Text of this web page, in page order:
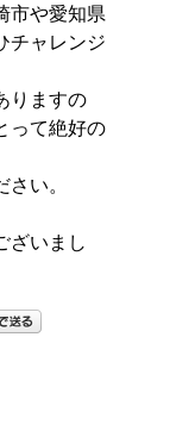
市や愛知県
チャレンジ
りますの
って絶好の
い。
ざいまし